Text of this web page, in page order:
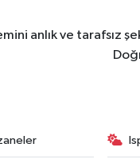
anlık ve